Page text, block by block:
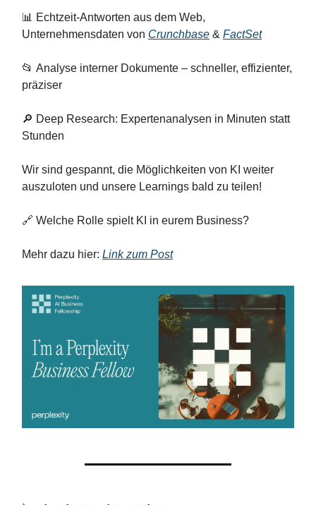
📊 Echtzeit-Antworten aus dem Web,
Unternehmensdaten von Crunchbase & FactSet
📂 Analyse interner Dokumente – schneller, effizienter,
präziser
🔎 Deep Research: Expertenanalysen in Minuten statt
Stunden
Wir sind gespannt, die Möglichkeiten von KI weiter
auszuloten und unsere Learnings bald zu teilen!
🔗 Welche Rolle spielt KI in eurem Business?
Mehr dazu hier: Link zum Post